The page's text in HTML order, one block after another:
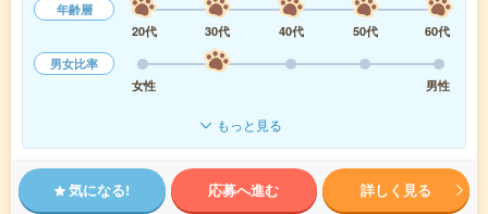
年齢層
20代
30代 40代 50代
60代
男女比率
女性
男性
もっと見る
気になる! 応募へ進む 詳しく見る